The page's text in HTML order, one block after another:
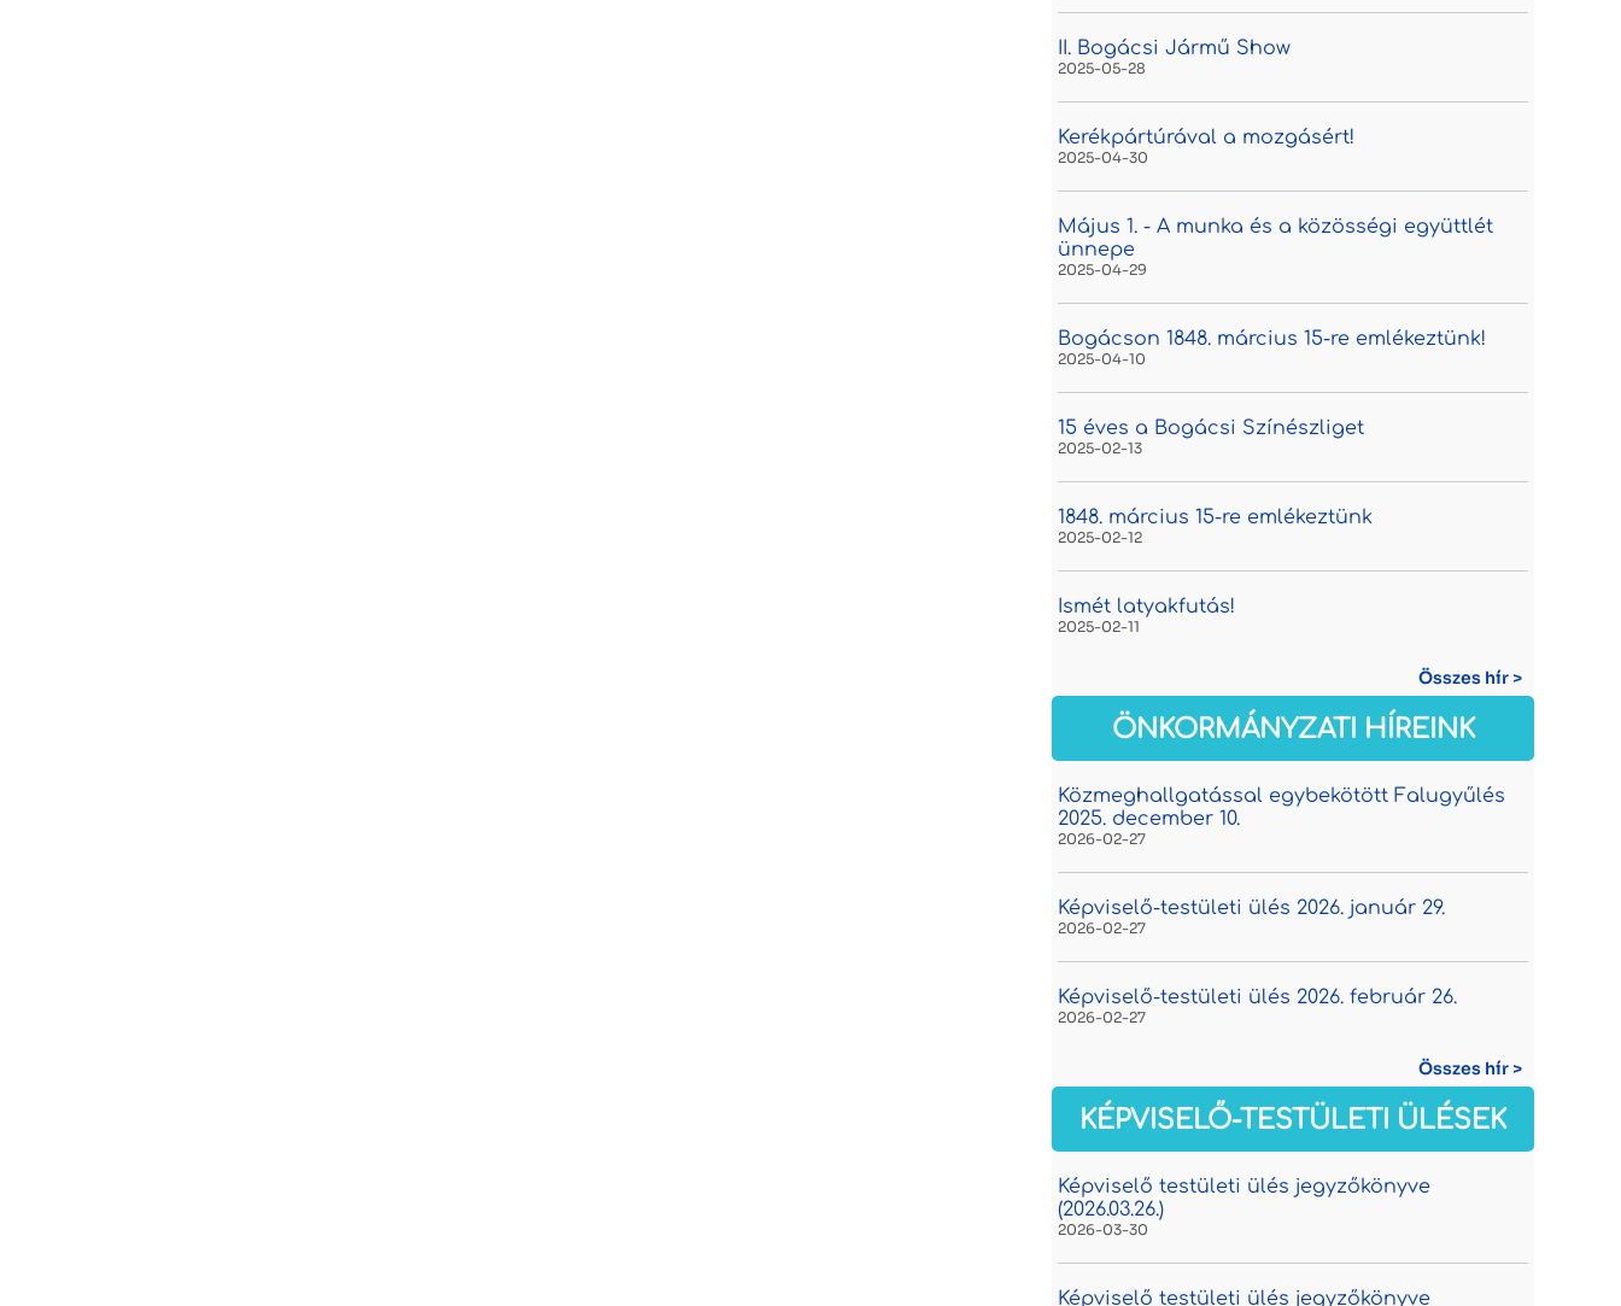
II. Bogácsi Jármű Show
2025-05-28
Kerékpártúrával a mozgásért!
2025-04-30
Május 1. - A munka és a közösségi együttlét
ünnepe
2025-04-29
Bogácson 1848. március 15-re emlékeztünk!
2025-04-10
15 éves a Bogácsi Színészliget
2025-02-13
1848. március 15-re emlékeztünk
2025-02-12
Ismét latyakfutás!
2025-02-11
Összes hír >
ÖNKORMÁNYZATI HÍREINK
Közmeghallgatással egybekötött Falugyűlés
2025. december 10.
2026-02-27
Képviselő-testületi ülés 2026. január 29.
2026-02-27
Képviselő-testületi ülés 2026. február 26.
2026-02-27
Összes hír >
KÉPVISELŐ-TESTÜLETI ÜLÉSEK
Képviselő testületi ülés jegyzőkönyve
(2026.03.26.)
2026-03-30
Képviselő testületi ülés jegyzőkönyve